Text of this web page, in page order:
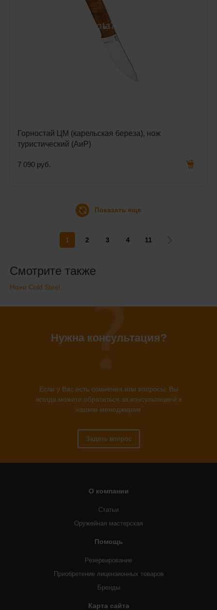
Горностай ЦМ (карельская береза), нож
туристический (АиР)
7 090 руб.
Показать еще
1 2 3 4 11
Смотрите также
Ножи Cold Steel
Нужна консультация?
Если у Вас есть сомнения или вопросы, Вы
всегда можете обратиться за консультацией к
нашим менеджерам
Задать вопрос
О компании
Статьи
Оружейная мастерская
Помощь
Резервирование
Приобретение лицензионных товаров
Бренды
Карта сайта